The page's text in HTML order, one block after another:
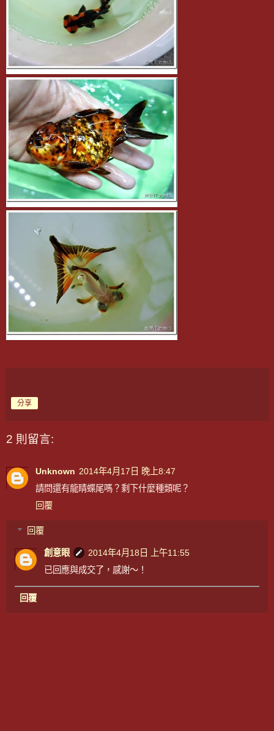
分享
2 則留言:
Unknown 2014年4月17日 晚上8:47
請問還有龍睛蝶尾嗎？剩下什麼種類呢？
回覆
回覆
創意眼
2014年4月18日 上午11:55
已回應與成交了，感謝～！
回覆